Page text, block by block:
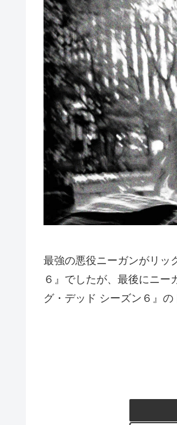
最強の悪役ニーガンがリッ
６』でしたが、最後にニ
グ・デッド シーズン６』